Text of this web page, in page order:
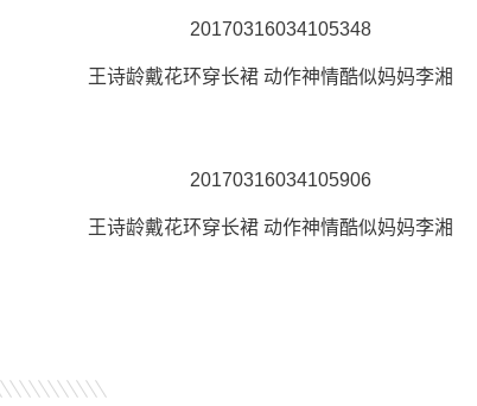
王诗龄戴花环穿长裙 动作神情酷似妈妈李湘
王诗龄戴花环穿长裙 动作神情酷似妈妈李湘